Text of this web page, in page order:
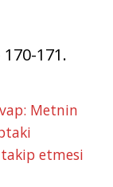
170-171.
Metnin
takip etmesi